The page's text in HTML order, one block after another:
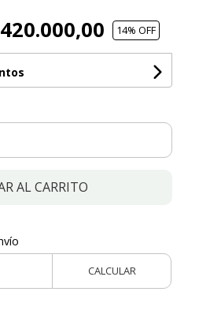
14% OFF
AL CARRITO
CALCULAR